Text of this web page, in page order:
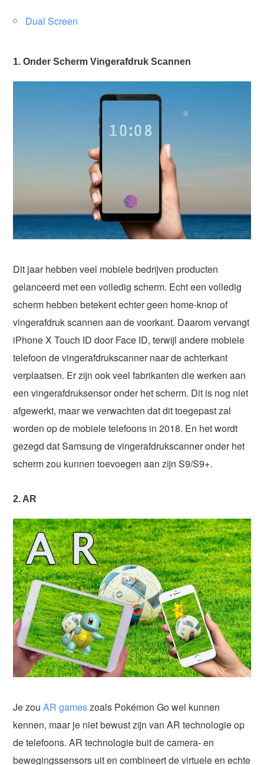
Dual Screen
1. Onder Scherm Vingerafdruk Scannen
Dit jaar hebben veel mobiele bedrijven producten
gelanceerd met een volledig scherm. Echt een volledig
scherm hebben betekent echter geen home-knop of
vingerafdruk scannen aan de voorkant. Daarom vervangt
iPhone X Touch ID door Face ID, terwijl andere mobiele
telefoon de vingerafdrukscanner naar de achterkant
verplaatsen. Er zijn ook veel fabrikanten die werken aan
een vingerafdruksensor onder het scherm. Dit is nog niet
afgewerkt, maar we verwachten dat dit toegepast zal
worden op de mobiele telefoons in 2018. En het wordt
gezegd dat Samsung de vingerafdrukscanner onder het
scherm zou kunnen toevoegen aan zijn S9/S9+.
2. AR
Je zouAR gameszoals Pokémon Go wel kunnen
kennen, maar je niet bewust zijn van AR technologie op
de telefoons. AR technologie buit de camera- en
bewegingssensors uit en combineert de virtuele en echte